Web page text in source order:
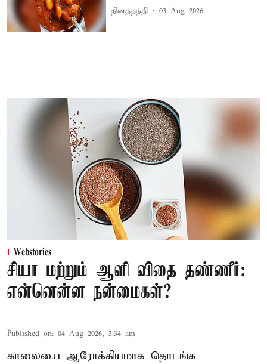
தினத்தந்தி 03 Aug 2026
Webstories
சியா மற்றும் ஆளி விதை தண்ணீர்:
என்னென்ன நன்மைகள்?
Published on: 04 Aug 2026, 3:34 am
காலையை ஆரோக்கியமாக தொடங்க